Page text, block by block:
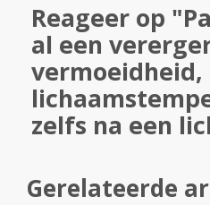
Reageer op
al een
zelfs na een
Gerelateerde